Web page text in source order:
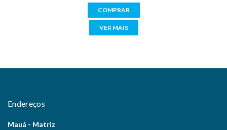
COMPRAR
VER MAIS
Endereços
Mauá - Matriz